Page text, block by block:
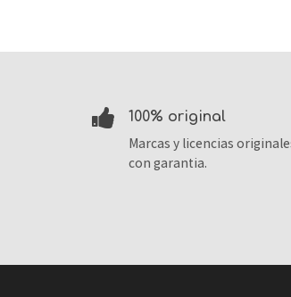
100% original
Marcas y licencias
con garantia.